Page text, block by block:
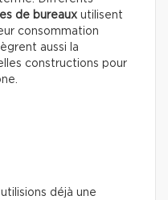
de bureaux utilisent
consommation
aussi la
constructions pour
déjà une